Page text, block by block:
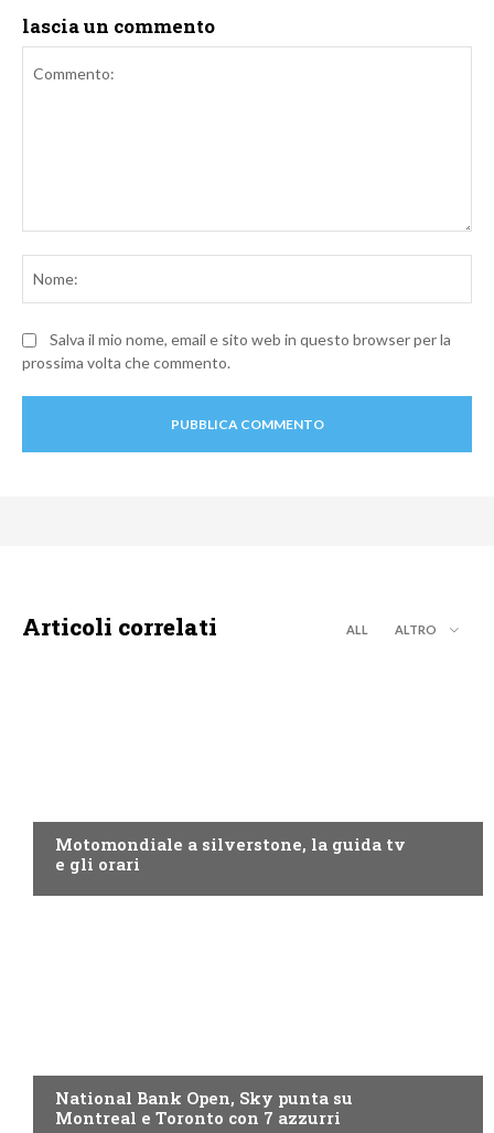
lascia un commento
Salva il mio nome, email e sito web in questo browser per la
prossima volta che commento.
Articoli correlati ALL ALTRO
Motomondiale a silverstone, la guida tv
e gli orari
National Bank Open, Sky punta su
Montreal e Toronto con 7 azzurri